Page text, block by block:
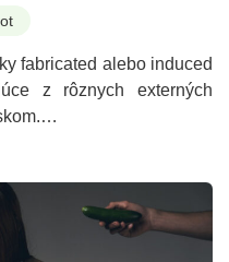
fabricated alebo induced
z rôznych externých